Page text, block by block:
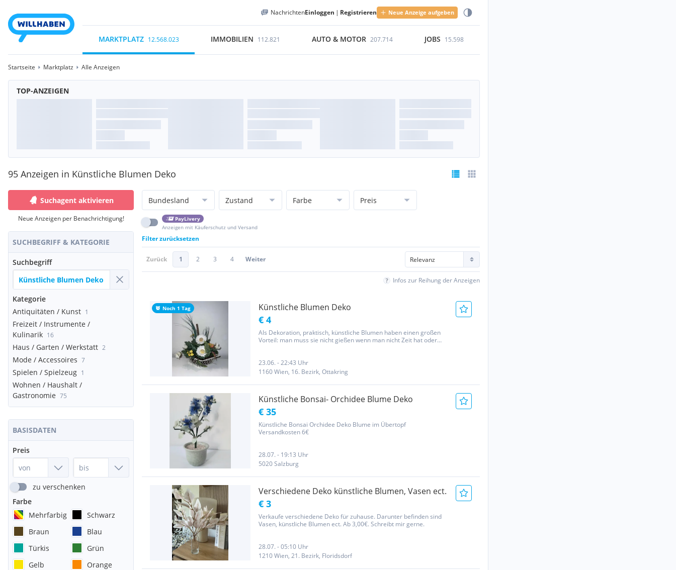
NachrichtenEinloggen | Registrieren Neue Anzeige aufgeben
MARKTPLATZ 12.568.023 IMMOBILIEN 112.821 AUTO & MOTOR 207.714 JOBS 15.598
Startseite Marktplatz Alle Anzeigen
TOP-ANZEIGEN
95 Anzeigen in Künstliche Blumen Deko
Suchagent aktivieren
Neue Anzeigen per Benachrichtigung!
SUCHBEGRIFF & KATEGORIE
Suchbegriff
Kategorie
Antiquitäten / Kunst 1
Freizeit / Instrumente /
Kulinarik 16
Haus / Garten / Werkstatt 2
Mode / Accessoires 7
Spielen / Spielzeug 1
Wohnen / Haushalt /
Gastronomie 75
BASISDATEN
Preis
zu verschenken
Farbe
Mehrfarbig
Schwarz
Braun
Blau
Türkis
Grün
Gelb
Orange
Bundesland Zustand Farbe Preis
PayLivery
Anzeigen mit Käuferschutz und Versand
Filter zurücksetzen
Zurück 1 2 3 4 Weiter
Infos zur Reihung der Anzeigen
Noch 1 Tag Künstliche Blumen Deko
€ 4
Als Dekoration, praktisch, künstliche Blumen haben einen großen
Vorteil: man muss sie nicht gießen wenn man nicht Zeit hat oder
23.06. - 22:43 Uhr
1160 Wien, 16. Bezirk, Ottakring
Künstliche Bonsai- Orchidee Blume Deko
€ 35
Künstliche Bonsai Orchidee Deko Blume im Übertopf
Versandkosten 6€
28.07. - 19:13 Uhr
5020 Salzburg
Verschiedene Deko künstliche Blumen, Vasen ect.
€ 3
Verkaufe verschiedene Deko für zuhause. Darunter befinden sind
Vasen, künstliche Blumen ect. Ab 3,00€. Schreibt mir gerne.
28.07. - 05:10 Uhr
1210 Wien, 21. Bezirk, Floridsdorf